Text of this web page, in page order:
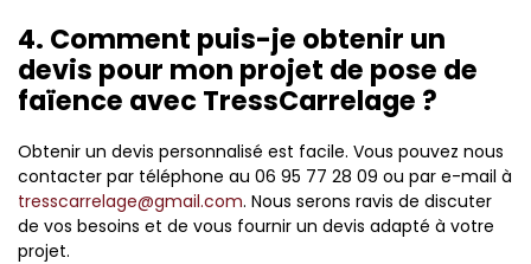
4. Comment puis-je obtenir un
devis pour mon projet de pose de
faïence avec TressCarrelage ?
Obtenir un devis personnalisé est facile. Vous pouvez nous
contacter par téléphone au 06 95 77 28 09 ou par e-mail à
tresscarrelage@gmail.com. Nous serons ravis de discuter
de vos besoins et de vous fournir un devis adapté à votre
projet.